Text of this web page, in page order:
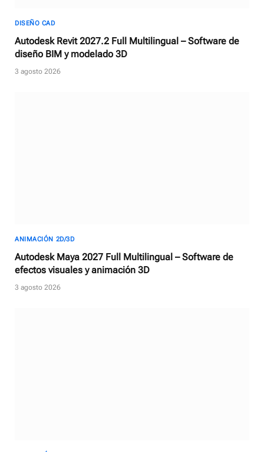
DISEÑO CAD
Autodesk Revit 2027.2 Full Multilingual – Software de
diseño BIM y modelado 3D
3 agosto 2026
ANIMACIÓN 2D/3D
Autodesk Maya 2027 Full Multilingual – Software de
efectos visuales y animación 3D
3 agosto 2026